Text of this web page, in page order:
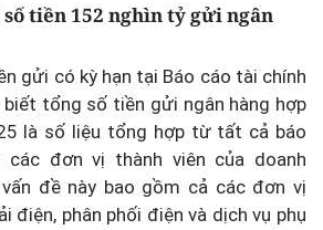
tiền 152 nghìn tỷgửi ngân
gửi có kỳ hạn tại Báo cáo tài chính
biết tổng số tiền gửi ngân hàng hợp
là số liệu tổng hợp từ tất cả báo
đơn vị thành viên của doanh
đề này bao gồm cả các đơn vị
điện, phân phối điện và dịch vụ phụ